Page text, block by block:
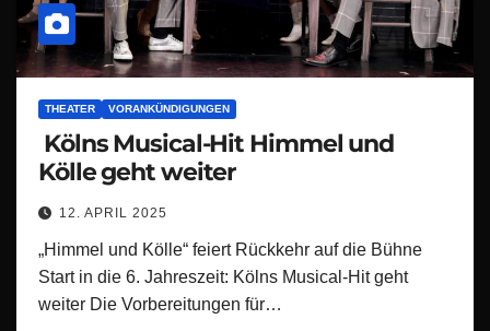
THEATER VORANKÜNDIGUNGEN
Kölns Musical-Hit Himmel und
Kölle geht weiter
12. APRIL 2025
„Himmel und Kölle“ feiert Rückkehr auf die Bühne
Start in die 6. Jahreszeit: Kölns Musical-Hit geht
weiter Die Vorbereitungen für…